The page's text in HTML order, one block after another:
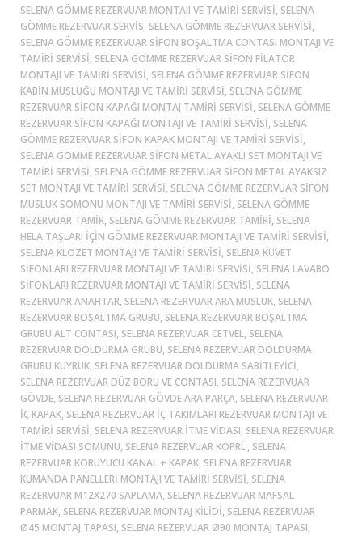
SELENA GÖMME REZERVUAR MONTAJI VE TAMIRI SERVISI, SELENA
GÖMME REZERVUAR SERVIS, SELENA GÖMME REZERVUAR SERVISI,
SELENA GÖMME REZERVUAR SIFON BOŞALTMA CONTASI MONTAJI VE
TAMIRI SERVISI, SELENA GÖMME REZERVUAR SIFON FILATÖR
MONTAJI VE TAMIRI SERVISI, SELENA GÖMME REZERVUAR SIFON
KABIN MUSLUĞU MONTAJI VE TAMIRI SERVISI, SELENA GÖMME
REZERVUAR SIFON KAPAĞI MONTAJ TAMIRI SERVISI, SELENA GÖMME
REZERVUAR SIFON KAPAĞI MONTAJI VE TAMIRI SERVISI, SELENA
GÖMME REZERVUAR SIFON KAPAK MONTAJI VE TAMIRI SERVISI,
SELENA GÖMME REZERVUAR SIFON METAL AYAKLI SET MONTAJI VE
TAMIRI SERVISI, SELENA GÖMME REZERVUAR SIFON METAL AYAKSIZ
SET MONTAJI VE TAMIRI SERVISI, SELENA GÖMME REZERVUAR SIFON
MUSLUK SOMONU MONTAJI VE TAMIRI SERVISI, SELENA GÖMME
REZERVUAR TAMIR, SELENA GÖMME REZERVUAR TAMIRI, SELENA
HELA TAŞLARI IÇIN GÖMME REZERVUAR MONTAJI VE TAMIRI SERVISI,
SELENA KLOZET MONTAJI VE TAMIRI SERVISI, SELENA KÜVET
SIFONLARI REZERVUAR MONTAJI VE TAMIRI SERVISI, SELENA LAVABO
SIFONLARI REZERVUAR MONTAJI VE TAMIRI SERVISI, SELENA
REZERVUAR ANAHTAR, SELENA REZERVUAR ARA MUSLUK, SELENA
REZERVUAR BOŞALTMA GRUBU, SELENA REZERVUAR BOŞALTMA
GRUBU ALT CONTASI, SELENA REZERVUAR CETVEL, SELENA
REZERVUAR DOLDURMA GRUBU, SELENA REZERVUAR DOLDURMA
GRUBU KUYRUK, SELENA REZERVUAR DOLDURMA SABITLEYICI,
SELENA REZERVUAR DÜZ BORU VE CONTASI, SELENA REZERVUAR
GÖVDE, SELENA REZERVUAR GÖVDE ARA PARÇA, SELENA REZERVUAR
IÇ KAPAK, SELENA REZERVUAR IÇ TAKIMLARI REZERVUAR MONTAJI VE
TAMIRI SERVISI, SELENA REZERVUAR ITME VIDASI, SELENA REZERVUAR
ITME VIDASI SOMUNU, SELENA REZERVUAR KÖPRÜ, SELENA
REZERVUAR KORUYUCU KANAL + KAPAK, SELENA REZERVUAR
KUMANDA PANELLERI MONTAJI VE TAMIRI SERVISI, SELENA
REZERVUAR M12X270 SAPLAMA, SELENA REZERVUAR MAFSAL
PARMAK, SELENA REZERVUAR MONTAJ KILIDI, SELENA REZERVUAR
Ø45 MONTAJ TAPASI, SELENA REZERVUAR Ø90 MONTAJ TAPASI,